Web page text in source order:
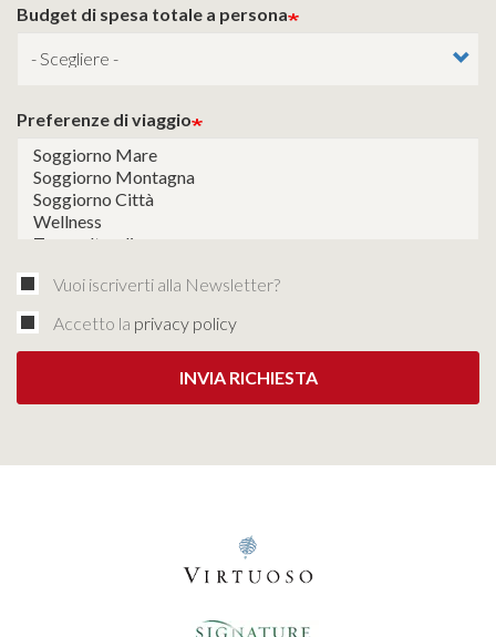
Budget di spesa totale a persona
Preferenze di viaggio
Vuoi iscriverti alla Newsletter?
Accetto la privacy policy
INVIA RICHIESTA